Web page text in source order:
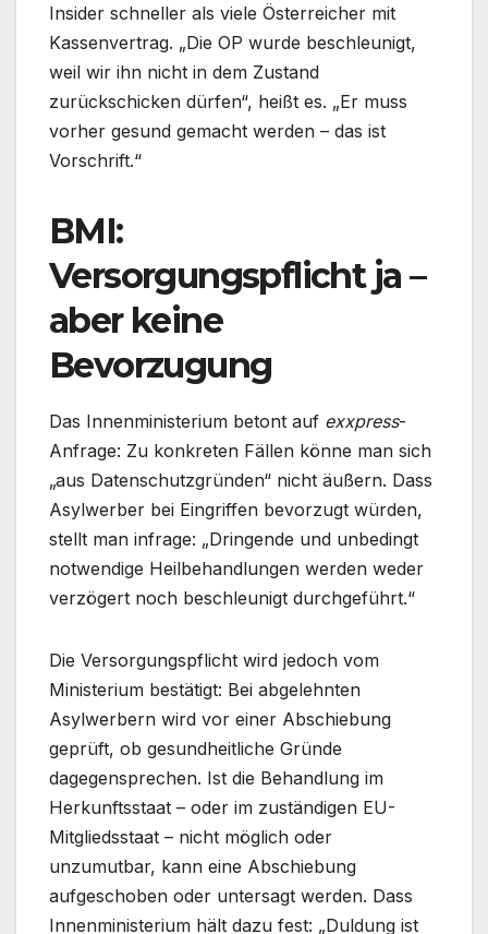
Insider schneller als viele Österreicher mit
Kassenvertrag. „Die OP wurde beschleunigt,
weil wir ihn nicht in dem Zustand
zurückschicken dürfen“, heißt es. „Er muss
vorher gesund gemacht werden – das ist
Vorschrift.“
BMI:
Versorgungspflicht ja –
aber keine
Bevorzugung
Das Innenministerium betont auf exxpress-
Anfrage: Zu konkreten Fällen könne man sich
„aus Datenschutzgründen“ nicht äußern. Dass
Asylwerber bei Eingriffen bevorzugt würden,
stellt man infrage: „Dringende und unbedingt
notwendige Heilbehandlungen werden weder
verzögert noch beschleunigt durchgeführt.“
Die Versorgungspflicht wird jedoch vom
Ministerium bestätigt: Bei abgelehnten
Asylwerbern wird vor einer Abschiebung
geprüft, ob gesundheitliche Gründe
dagegensprechen. Ist die Behandlung im
Herkunftsstaat – oder im zuständigen EU-
Mitgliedsstaat – nicht möglich oder
unzumutbar, kann eine Abschiebung
aufgeschoben oder untersagt werden. Dass
Innenministerium hält dazu fest: „Duldung ist